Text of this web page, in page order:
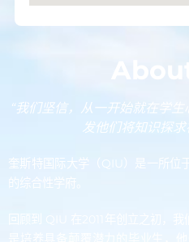
“我们坚信，从一开始就在学
发他们将知识探
奎斯特国际大学（QIU）是一所位
的综合性学府。
回顾到 QIU 在2011年创立之初，